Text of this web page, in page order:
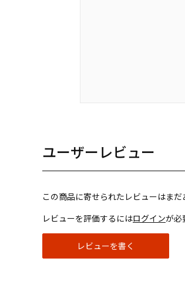
ユーザーレビュー
この商品に寄せられたレビューはまだ
レビューを評価するにはログインが必
レビューを書く